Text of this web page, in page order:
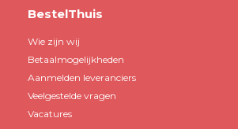
BestelThuis
Wie zijn wij
Betaalmogelijkheden
Aanmelden leveranciers
Veelgestelde vragen
Vacatures